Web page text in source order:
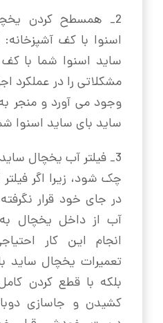
2_ همسطح کردن
اسنوا با کف
ساید اسنوا شما با کف
مشکلاتی را در عملکرد
وجود می آورد و منجر
ساید بای ساید اسنوا
3_ فیلتر آب یخچال
چک شود، زیرا اگر
در جای خود قرار
آب از داخل یخچال
انجام این کار
تعمیرات یخچال ساید
بلکه با قطع کردن
کشیدن و جاسازی